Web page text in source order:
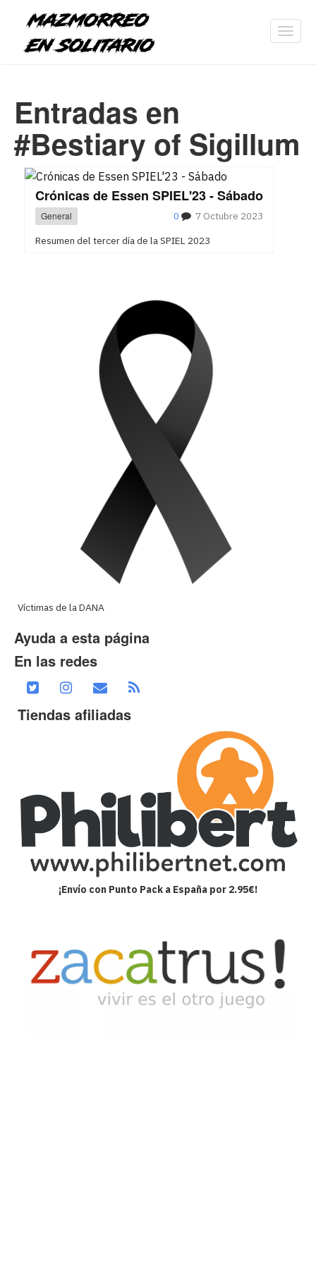
Entradas en
#Bestiary of Sigillum
Crónicas de Essen SPIEL'23 - Sábado
General 7 Octubre 2023
0
Resumen del tercer día de la SPIEL 2023
Víctimas de la DANA
Ayuda a esta página
En las redes
Tiendas afiliadas
¡Envío con Punto Pack a España por 2.95€!